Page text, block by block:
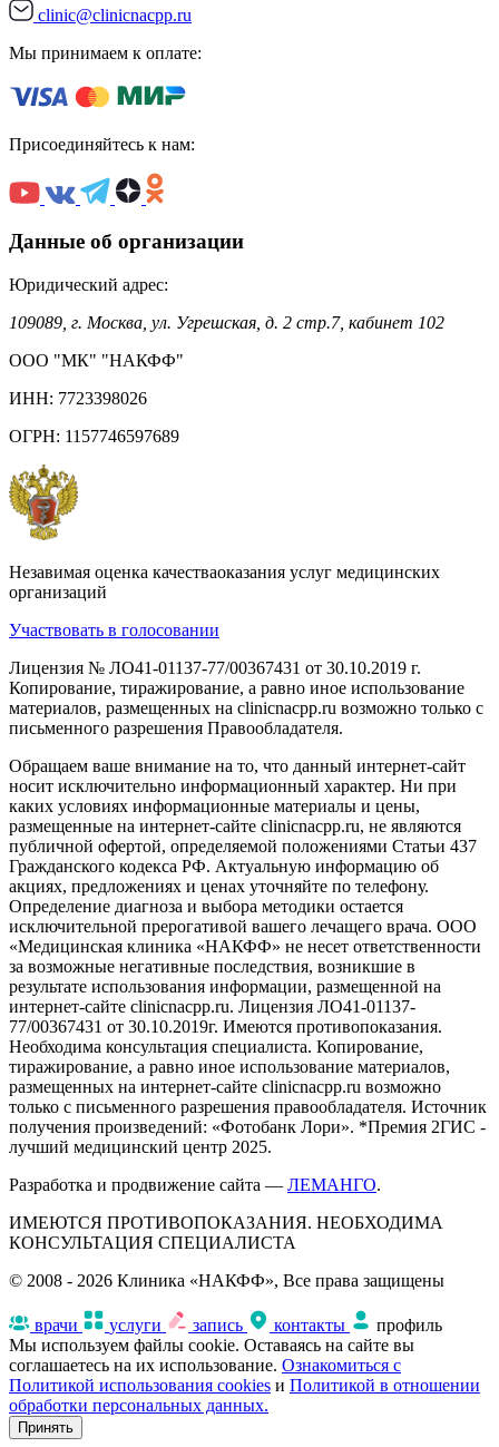
clinic@clinicnacpp.ru
Мы принимаем к оплате:
Присоединяйтесь к нам:
Данные об организации
Юридический адрес:
109089, г. Москва, ул. Угрешская, д. 2 стр.7, кабинет 102
ООО "МК" "НАКФФ"
ИНН: 7723398026
ОГРН: 1157746597689
Незавимая оценка качестваоказания услуг медицинских
организаций
Участвовать в голосовании
Лицензия № ЛО41-01137-77/00367431 от 30.10.2019 г.
Копирование, тиражирование, а равно иное использование
материалов, размещенных на clinicnacpp.ru возможно только с
письменного разрешения Правообладателя.
Обращаем ваше внимание на то, что данный интернет-сайт
носит исключительно информационный характер. Ни при
каких условиях информационные материалы и цены,
размещенные на интернет-сайте clinicnacpp.ru, не являются
публичной офертой, определяемой положениями Статьи 437
Гражданского кодекса РФ. Актуальную информацию об
акциях, предложениях и ценах уточняйте по телефону.
Определение диагноза и выбора методики остается
исключительной прерогативой вашего лечащего врача. ООО
«Медицинская клиника «НАКФФ» не несет ответственности
за возможные негативные последствия, возникшие в
результате использования информации, размещенной на
интернет-сайте clinicnacpp.ru. Лицензия ЛО41-01137-
77/00367431 от 30.10.2019г. Имеются противопоказания.
Необходима консультация специалиста. Копирование,
тиражирование, а равно иное использование материалов,
размещенных на интернет-сайте clinicnacpp.ru возможно
только с письменного разрешения правообладателя. Источник
получения произведений: «Фотобанк Лори». *Премия 2ГИС -
лучший медицинский центр 2025.
Разработка и продвижение сайта — ЛЕМАНГО.
ИМЕЮТСЯ ПРОТИВОПОКАЗАНИЯ. НЕОБХОДИМА
КОНСУЛЬТАЦИЯ СПЕЦИАЛИСТА
© 2008 - 2026 Клиника «НАКФФ», Все права защищены
врачи услуги запись контакты
профиль
Мы используем файлы cookie. Оставаясь на сайте вы
соглашаетесь на их использование. Ознакомиться с
Политикой использования cookies и Политикой в отношении
обработки персональных данных.
Принять